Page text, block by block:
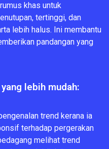
khas untuk
tertinggi, dan
lebih halus. Ini membantu
pandangan yang
lebih mudah:
trend kerana ia
terhadap pergerakan
melihat trend